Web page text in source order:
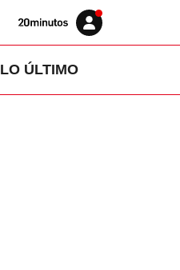
Volver
Iniciar
sesión
LO ÚLTIMO